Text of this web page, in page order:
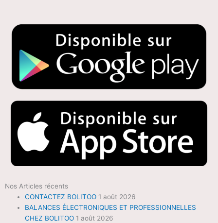
Nos Articles récents
CONTACTEZ BOLITOO 1 août 2026
BALANCES ÉLECTRONIQUES ET PROFESSIONNELLES
CHEZ BOLITOO 1 août 2026